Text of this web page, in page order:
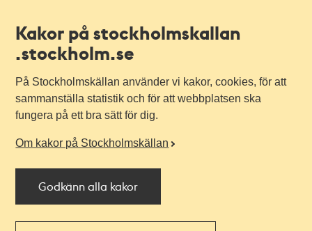
Kakor på stockholmskallan
.stockholm.se
På Stockholmskällan använder vi kakor, cookies, för att
sammanställa statistik och för att webbplatsen ska
fungera på ett bra sätt för dig.
Om kakor på Stockholmskällan
Godkänn alla kakor